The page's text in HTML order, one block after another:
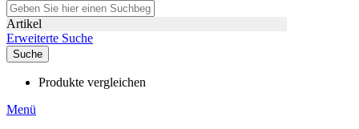
Artikel
Erweiterte Suche
Suche
Produkte vergleichen
Menü